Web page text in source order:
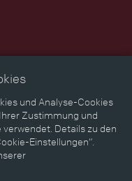
Erinnerungen
und Analyse-Cookies
Zustimmung und
Details zu den
Einstellungen“.